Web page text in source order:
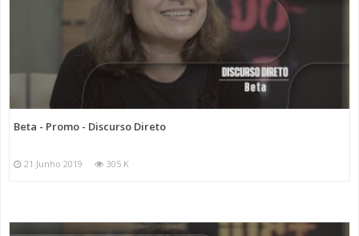
Beta - Promo - Discurso Direto
21 Junho 2019 305 K